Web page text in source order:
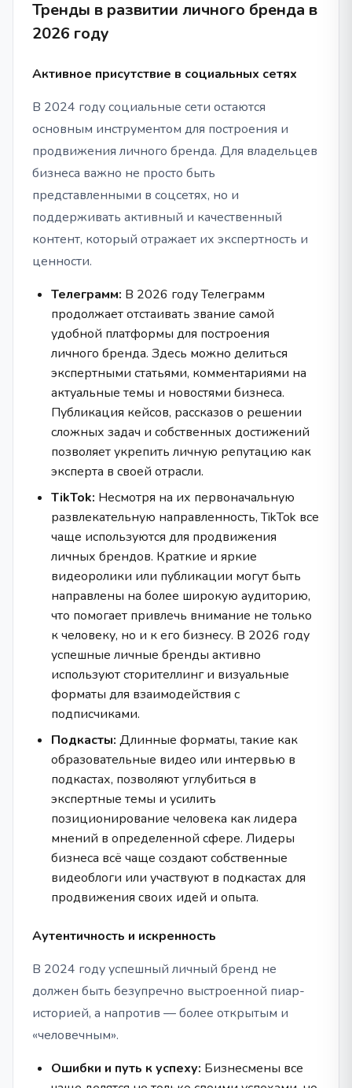
Тренды в развитии личного бренда в
2026 году
Активное присутствие в социальных сетях
В 2024 году социальные сети остаются
основным инструментом для построения и
продвижения личного бренда. Для владельцев
бизнеса важно не просто быть
представленными в соцсетях, но и
поддерживать активный и качественный
контент, который отражает их экспертность и
ценности.
Телеграмм: В 2026 году Телеграмм
продолжает отстаивать звание самой
удобной платформы для построения
личного бренда. Здесь можно делиться
экспертными статьями, комментариями на
актуальные темы и новостями бизнеса.
Публикация кейсов, рассказов о решении
сложных задач и собственных достижений
позволяет укрепить личную репутацию как
эксперта в своей отрасли.
TikTok: Несмотря на их первоначальную
развлекательную направленность, TikTok все
чаще используются для продвижения
личных брендов. Краткие и яркие
видеоролики или публикации могут быть
направлены на более широкую аудиторию,
что помогает привлечь внимание не только
к человеку, но и к его бизнесу. В 2026 году
успешные личные бренды активно
используют сторителлинг и визуальные
форматы для взаимодействия с
подписчиками.
Подкасты: Длинные форматы, такие как
образовательные видео или интервью в
подкастах, позволяют углубиться в
экспертные темы и усилить
позиционирование человека как лидера
мнений в определенной сфере. Лидеры
бизнеса всё чаще создают собственные
видеоблоги или участвуют в подкастах для
продвижения своих идей и опыта.
Аутентичность и искренность
В 2024 году успешный личный бренд не
должен быть безупречно выстроенной пиар-
историей, а напротив — более открытым и
«человечным».
Ошибки и путь к успеху: Бизнесмены все